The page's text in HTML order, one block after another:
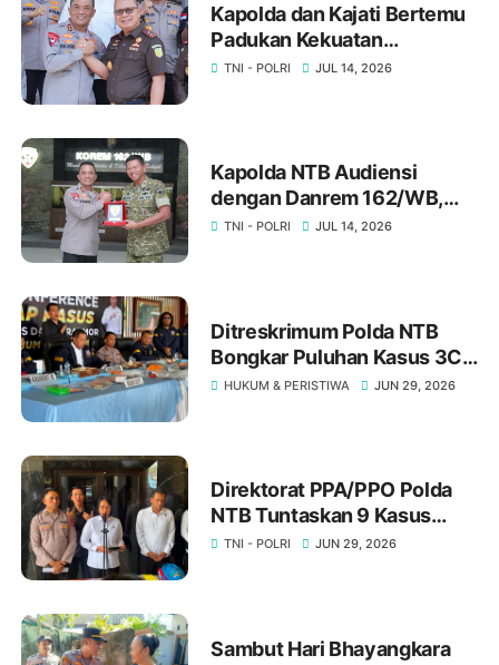
Kapolda dan Kajati Bertemu
Padukan Kekuatan
Penegakkan Hukum
TNI - POLRI JUL 14, 2026
‎Kapolda NTB Audiensi
dengan Danrem 162/WB,
Bahas Stabilitas Keamanan
TNI - POLRI JUL 14, 2026
Ditreskrimum Polda NTB
Bongkar Puluhan Kasus 3C,
Ratusan Orang Jadi
HUKUM & PERISTIWA JUN 29, 2026
Direktorat PPA/PPO Polda
NTB Tuntaskan 9 Kasus
Pada Juni 2026, Satu
TNI - POLRI JUN 29, 2026
‎Sambut Hari Bhayangkara